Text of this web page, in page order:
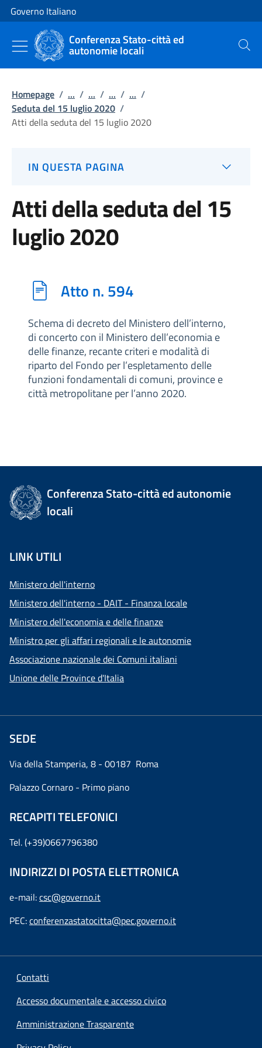
Vai al contenuto
Vai alla navigazione del sito
Governo Italiano
Conferenza Stato-città ed
autonomie locali Cerca
Homepage / ... / ... / ... / ... /
Seduta del 15 luglio 2020 /
Atti della seduta del 15 luglio 2020
IN QUESTA PAGINA
Atti della seduta del 15
luglio 2020
Atto n. 594
Schema di decreto del Ministero dell’interno,
di concerto con il Ministero dell’economia e
delle finanze, recante criteri e modalità di
riparto del Fondo per l’espletamento delle
funzioni fondamentali di comuni, province e
città metropolitane per l’anno 2020.
Conferenza Stato-città ed autonomie
locali
LINK UTILI
Ministero dell'interno
Ministero dell'interno - DAIT - Finanza locale
Ministero dell'economia e delle finanze
Ministro per gli affari regionali e le autonomie
Associazione nazionale dei Comuni italiani
Unione delle Province d'Italia
SEDE
Via della Stamperia, 8 - 00187 Roma
Palazzo Cornaro - Primo piano
RECAPITI TELEFONICI
Tel. (+39)0667796380
INDIRIZZI DI POSTA ELETTRONICA
e-mail:csc@governo.it
PEC:conferenzastatocitta@pec.governo.it
Contatti
Accesso documentale e accesso civico
Amministrazione Trasparente